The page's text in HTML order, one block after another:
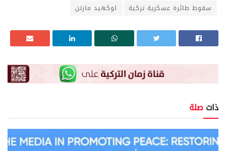
سقوط طائرة عسكرية تركية لوكهيد مارتن
ذات صلة